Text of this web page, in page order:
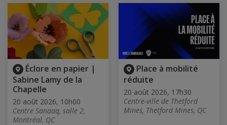
Éclore en papier |
Sabine Lamy de la
Chapelle
20 août 2026, 10h00
Centre Sanaaq, salle 2,
Montréal, QC
Place à mobilité
réduite
20 août 2026, 17h30
Centre-ville de Thetford
Mines, Thetford Mines, QC